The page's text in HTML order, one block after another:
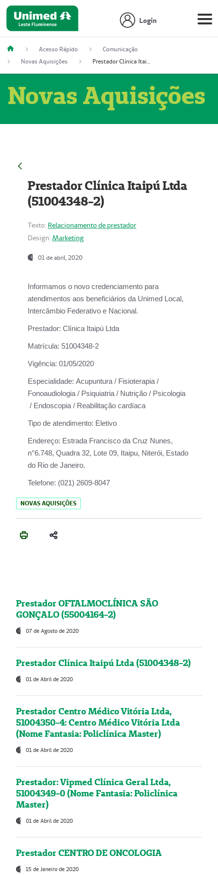
Login
Acesso Rápido
Comunicação
Novas Aquisições
Prestador Clínica Itaipú Ltda (51004348-2)
Novas Aquisições
Prestador Clínica Itaipú Ltda
(51004348-2)
Texto: Relacionamento de prestador
Design: Marketing
01 de abril, 2020
Informamos o novo credenciamento para
atendimentos aos beneficiários da Unimed Local,
Intercâmbio Federativo e Nacional.
Prestador: Clínica Itaipú Ltda
Matrícula: 51004348-2
Vigência: 01/05/2020
Especialidade: Acupuntura / Fisioterapia /
Fonoaudiologia / Psiquiatria / Nutrição / Psicologia
/ Endoscopia / Reabilitação cardíaca
Tipo de atendimento: Eletivo
Endereço: Estrada Francisco da Cruz Nunes,
n°6.748, Quadra 32, Lote 09, Itaipu, Niterói, Estado
do Rio de Janeiro.
Telefone: (021) 2609-8047
NOVAS AQUISIÇÕES
Prestador OFTALMOCLÍNICA SÃO
GONÇALO (55004164-2)
07 de Agosto de 2020
Prestador Clínica Itaipú Ltda (51004348-2)
01 de Abril de 2020
Prestador Centro Médico Vitória Ltda,
51004350-4: Centro Médico Vitória Ltda
(Nome Fantasia: Policlínica Master)
01 de Abril de 2020
Prestador: Vipmed Clínica Geral Ltda,
51004349-0 (Nome Fantasia: Policlínica
Master)
01 de Abril de 2020
Prestador CENTRO DE ONCOLOGIA
15 de Janeiro de 2020